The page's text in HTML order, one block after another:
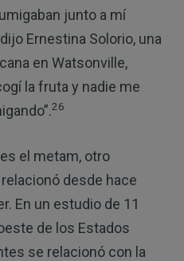
junto a mí
Ernestina Solorio, una
en Watsonville,
la fruta y nadie me
26
el metam, otro
desde hace
En un estudio de 11
de los Estados
se relacionó con la